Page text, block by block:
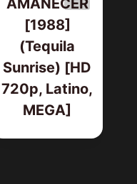
AMANECER
[1988]
(Tequila
Sunrise) [HD
720p, Latino,
MEGA]